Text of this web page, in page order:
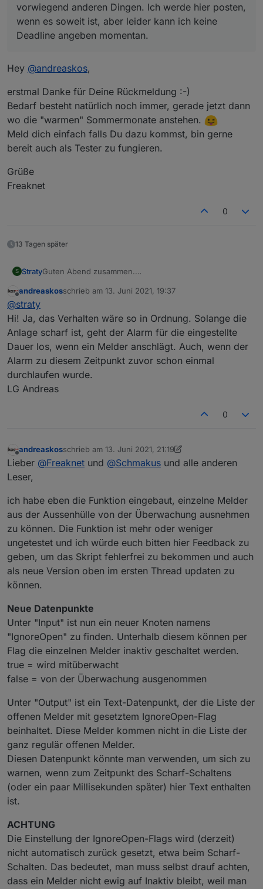
vorwiegend anderen Dingen. Ich werde hier posten,
wenn es soweit ist, aber leider kann ich keine
Deadline angeben momentan.
Hey @andreaskos,
erstmal Danke für Deine Rückmeldung :-)
Bedarf besteht natürlich noch immer, gerade jetzt dann
wo die "warmen" Sommermonate anstehen.
Meld dich einfach falls Du dazu kommst, bin gerne
bereit auch als Tester zu fungieren.
Grüße
Freaknet
0
13 Tagen später
S StratyGuten Abend zusammen.
soweit auch veröffentlicht wurde.
Alarmierung über die beiden Outputs AlarmAccoustical
bzw. AlarmOptical.
Nach auslösen vom Alarm werden beide states auf TRUE
gesetzt. Soweit so gut. nach Ablauf der Delaytime
werden auch beide auf FALSE zurück gesetzt, jedoch
bei erneutem Wechsel eines Sensors von FALSE auf
durchlaufen wieder die Delaytime. Ist das ganze so
mfg Philip
Offline
andreaskosschrieb am 13. Juni 2021, 19:37
zuletzt editiert von
@straty
Hi! Ja, das Verhalten wäre so in Ordnung. Solange die
Anlage scharf ist, geht der Alarm für die eingestellte
Dauer los, wenn ein Melder anschlägt. Auch, wenn der
Alarm zu diesem Zeitpunkt zuvor schon einmal
durchlaufen wurde.
LG Andreas
0
Offline
andreaskosschrieb am 13. Juni 2021, 21:19
zuletzt editiert von andreaskos
Lieber @Freaknet und @Schmakus und alle anderen
Leser,
ich habe eben die Funktion eingebaut, einzelne Melder
aus der Aussenhülle von der Überwachung ausnehmen
zu können. Die Funktion ist mehr oder weniger
ungetestet und ich würde euch bitten hier Feedback zu
geben, um das Skript fehlerfrei zu bekommen und auch
als neue Version oben im ersten Thread updaten zu
können.
Neue Datenpunkte
Unter "Input" ist nun ein neuer Knoten namens
"IgnoreOpen" zu finden. Unterhalb diesem können per
Flag die einzelnen Melder inaktiv geschaltet werden.
true = wird mitüberwacht
false = von der Überwachung ausgenommen
Unter "Output" ist ein Text-Datenpunkt, der die Liste der
offenen Melder mit gesetztem IgnoreOpen-Flag
beinhaltet. Diese Melder kommen nicht in die Liste der
ganz regulär offenen Melder.
Diesen Datenpunkt könnte man verwenden, um sich zu
warnen, wenn zum Zeitpunkt des Scharf-Schaltens
(oder ein paar Millisekunden später) hier Text enthalten
ist.
ACHTUNG
Die Einstellung der IgnoreOpen-Flags wird (derzeit)
nicht automatisch zurück gesetzt, etwa beim Scharf-
Schalten. Das bedeutet, man muss selbst drauf achten,
dass ein Melder nicht ewig auf Inaktiv bleibt, weil man